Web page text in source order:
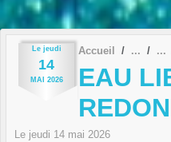
Le jeudi
14
MAI 2026
Accueil
EAU
REDON
Le jeudi 14 mai 2026